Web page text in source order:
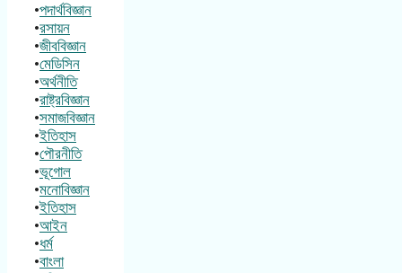
•পদার্থবিজ্ঞান
•রসায়ন
•জীববিজ্ঞান
•মেডিসিন
•অর্থনীতি
•রাষ্ট্রবিজ্ঞান
•সমাজবিজ্ঞান
•ইতিহাস
•পৌরনীতি
•ভূগোল
•মনোবিজ্ঞান
•ইতিহাস
•আইন
•ধর্ম
•বাংলা